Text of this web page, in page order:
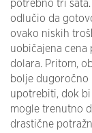
potrebno tri
odlučio da
ovako niskih
uobičajena cena
dolara. Pritom,
bolje dugoročno
upotrebiti, dok
mogle trenutno
drastične